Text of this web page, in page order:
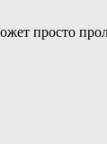
просто